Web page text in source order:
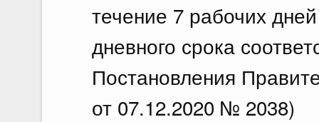
течение 7 рабочих
дневного срока
Постановления
от 07.12.2020 № 2038)